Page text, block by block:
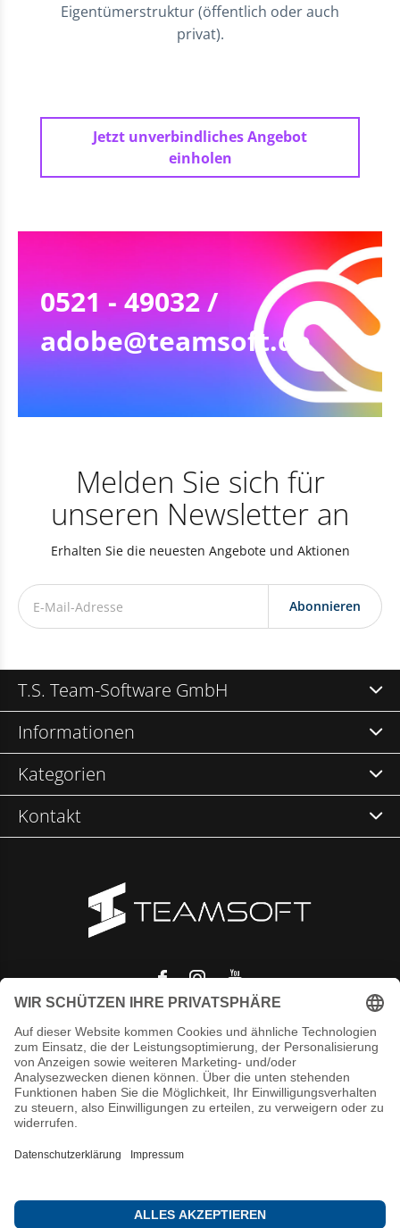
Eigentümerstruktur (öffentlich oder auch
privat).
Jetzt unverbindliches Angebot
einholen
0521 - 49032 /
adobe@teamsoft.de
Melden Sie sich für
unseren Newsletter an
Erhalten Sie die neuesten Angebote und Aktionen
Abonnieren
T.S. Team-Software GmbH
Informationen
Kategorien
Kontakt
© Copyright2026- Theme RePos - Theme ByDMWSxPlus+-
feed